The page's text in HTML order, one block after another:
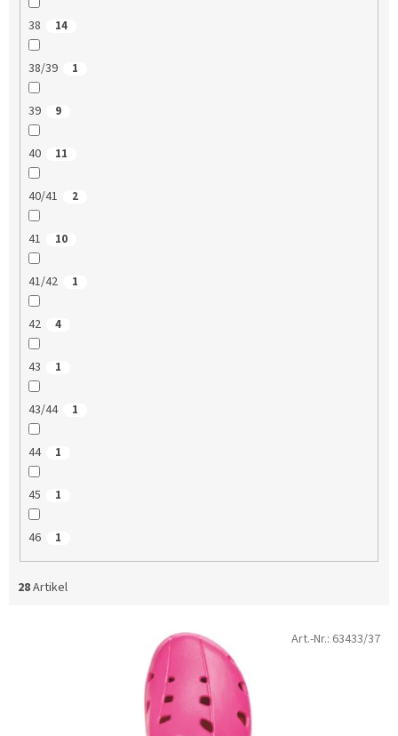
38 14
38/39 1
39 9
40 11
40/41 2
41 10
41/42 1
42 4
43 1
43/44 1
44 1
45 1
46 1
28Artikel
Art.-Nr.: 63433/37